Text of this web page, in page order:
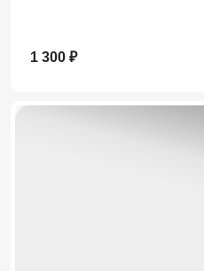
1 300 ₽